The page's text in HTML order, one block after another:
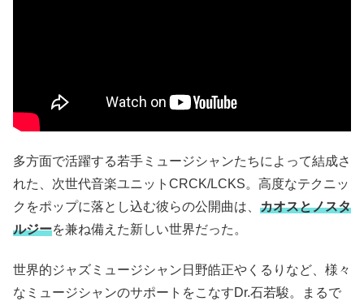
多方面で活躍する若手ミュージシャンたちによって結成さ
れた、次世代音楽ユニットCRCK/LCKS。高度なテクニッ
クをポップに落とし込む彼らの公開曲は、 カオスとノスタ
ルジーを兼ね備えた新しい世界だった。
世界的ジャズミュージシャン日野皓正やくるりなど、様々
なミュージシャンのサポートをこなすDr.石若駿。まるで